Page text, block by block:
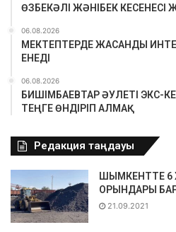
ӨЗБЕКӘЛІ ЖӘНІБЕК
06.08.2026
МЕКТЕПТЕРДЕ ЖАСАНДЫ
ЕНЕДІ
06.08.2026
БИШІМБАЕВТАР ӘУЛЕТІ ЭКС-
ТЕҢГЕ ӨНДІРІП АЛМАҚ
Редакция таңдауы
ШЫМКЕНТТЕ 6
ОРЫНДАРЫ
21.09.2021